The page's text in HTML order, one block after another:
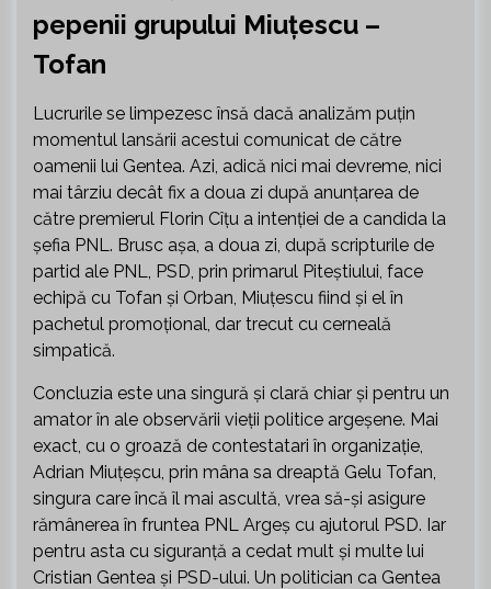
pepenii grupului Miuțescu –
Tofan
Lucrurile se limpezesc însă dacă analizăm puțin
momentul lansării acestui comunicat de către
oamenii lui Gentea. Azi, adică nici mai devreme, nici
mai târziu decât fix a doua zi după anunțarea de
către premierul Florin Cîțu a intenției de a candida la
șefia PNL. Brusc așa, a doua zi, după scripturile de
partid ale PNL, PSD, prin primarul Piteștiului, face
echipă cu Tofan și Orban, Miuțescu fiind și el în
pachetul promoțional, dar trecut cu cerneală
simpatică.
Concluzia este una singură și clară chiar și pentru un
amator în ale observării vieții politice argeșene. Mai
exact, cu o groază de contestatari în organizație,
Adrian Miuțeșcu, prin mâna sa dreaptă Gelu Tofan,
singura care încă îl mai ascultă, vrea să-și asigure
rămânerea în fruntea PNL Argeș cu ajutorul PSD. Iar
pentru asta cu siguranță a cedat mult și multe lui
Cristian Gentea și PSD-ului. Un politician ca Gentea